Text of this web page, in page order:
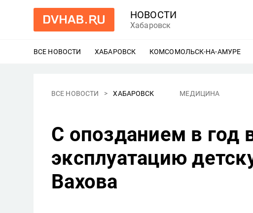
НОВОСТИ
Хабаровск
ВСЕ НОВОСТИ ХАБАРОВСК ЕЩЕ
КОМСОМОЛЬСК-НА-АМУРЕ
ВСЕ НОВОСТИ ХАБАРОВСК МЕДИЦИНА
С опозданием в год
эксплуатацию
Вахова